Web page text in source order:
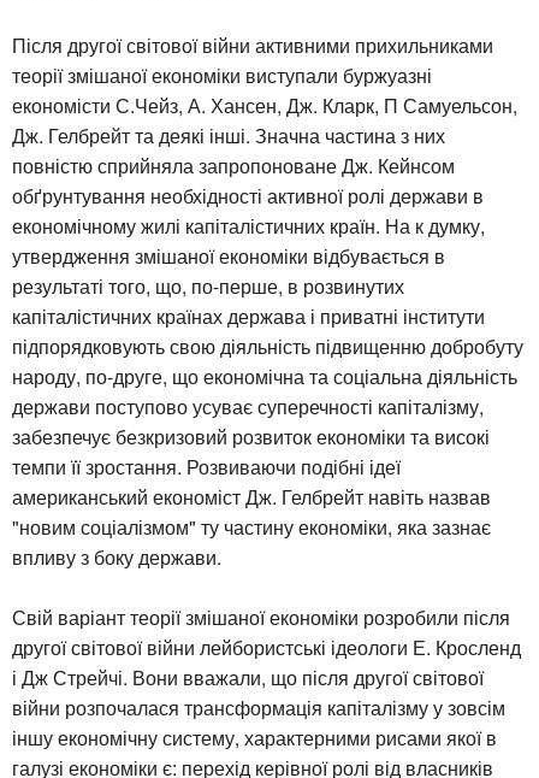
Після другої світової війни активними прихильниками
теорії змішаної економіки виступали буржуазні
економісти С.Чейз, А. Хансен, Дж. Кларк, П Самуельсон,
Дж. Гелбрейт та деякі інші. Значна частина з них
повністю сприйняла запропоноване Дж. Кейнсом
обґрунтування необхідності активної ролі держави в
економічному жилі капіталістичних країн. На к думку,
утвердження змішаної економіки відбувається в
результаті того, що, по-перше, в розвинутих
капіталістичних країнах держава і приватні інститути
підпорядковують свою діяльність підвищенню добробуту
народу, по-друге, що економічна та соціальна діяльність
держави поступово усуває суперечності капіталізму,
забезпечує безкризовий розвиток економіки та високі
темпи її зростання. Розвиваючи подібні ідеї
американський економіст Дж. Гелбрейт навіть назвав
"новим соціалізмом" ту частину економіки, яка зазнає
впливу з боку держави.
Свій варіант теорії змішаної економіки розробили після
другої світової війни лейбористські ідеологи Е. Кросленд
і Дж Стрейчі. Вони вважали, що після другої світової
війни розпочалася трансформація капіталізму у зовсім
іншу економічну систему, характерними рисами якої в
галузі економіки є: перехід керівної ролі від власників